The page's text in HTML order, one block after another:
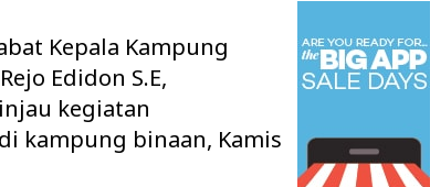
Kepala Kampung
Edidon S.E,
kegiatan
kampung binaan, Kamis